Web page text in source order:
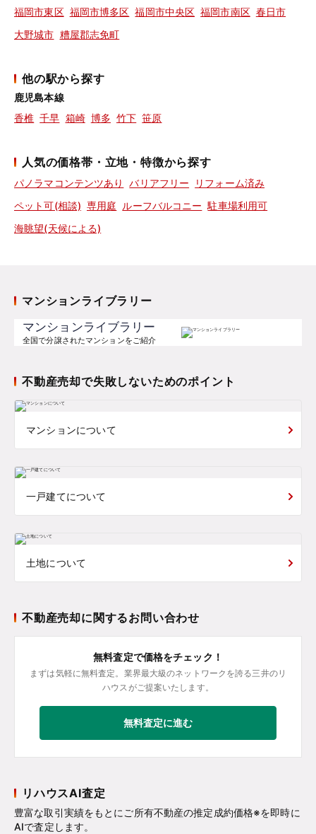
福岡市東区 福岡市博多区 福岡市中央区 福岡市南区 春日市
大野城市 糟屋郡志免町
他の駅から探す
鹿児島本線
香椎 千早 箱崎 博多 竹下 笹原
人気の価格帯・立地・特徴から探す
パノラマコンテンツあり バリアフリー
リフォーム済み
ペット可(相談) 専用庭 ルーフバルコニー 駐車場利用可
海眺望(天候による)
マンションライブラリー
マンションライブラリー
全国で分譲されたマンションをご紹介
不動産売却で失敗しないためのポイント
マンションについて
一戸建てについて
土地について
不動産売却に関するお問い合わせ
無料査定で価格をチェック！
まずは気軽に無料査定。業界最大級のネットワークを誇る三井のリ
ハウスがご提案いたします。
無料査定に進む
リハウスAI査定
豊富な取引実績をもとにご所有不動産の推定成約価格※を即時に
AIで査定します。